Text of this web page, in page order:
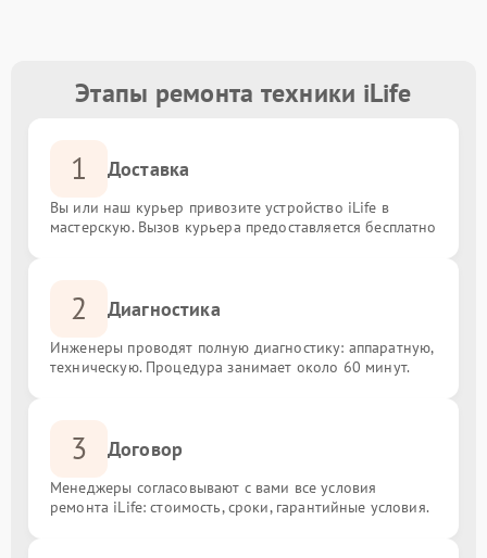
Этапы ремонта техники iLife
1 Доставка
Вы или наш курьер привозите устройство iLife в
мастерскую. Вызов курьера предоставляется бесплатно
2 Диагностика
Инженеры проводят полную диагностику: аппаратную,
техническую. Процедура занимает около 60 минут.
3 Договор
Менеджеры согласовывают с вами все условия
ремонта iLife: стоимость, сроки, гарантийные условия.